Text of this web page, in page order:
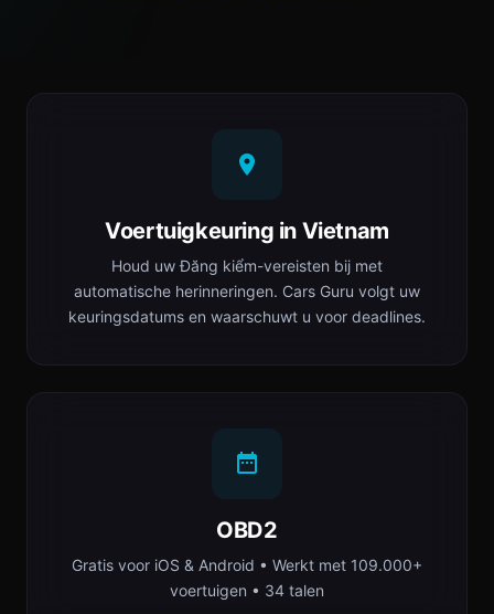
Voertuigkeuring in Vietnam
Houd uw Đăng kiểm-vereisten bij met
automatische herinneringen. Cars Guru volgt uw
keuringsdatums en waarschuwt u voor deadlines.
OBD2
Gratis voor iOS & Android • Werkt met 109.000+
voertuigen • 34 talen